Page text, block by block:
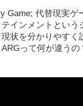
Game; 代替現実
インメントとい
状を分かりやす
って何が違う